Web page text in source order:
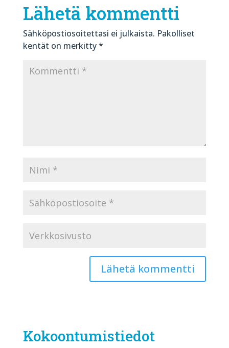
Lähetä kommentti
Sähköpostiosoitettasi ei julkaista. Pakolliset
kentät on merkitty*
Kokoontumistiedot